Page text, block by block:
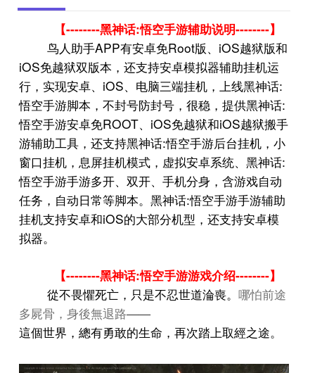
【--------黑神话:悟空手游辅助说明--------】
鸟人助手APP有安卓免Root版、 iOS越狱版和
iOS免越狱双版本，还支持安卓模拟器辅助挂机运
行，实现安卓、 iOS、电脑三端挂机，上线黑神话:
悟空手游脚本，不封号防封号，很稳，提供黑神话:
悟空手游安卓免ROOT、 iOS免越狱和iOS越狱搬手
游辅助工具，还支持黑神话:悟空手游后台挂机，小
窗口挂机，息屏挂机模式，虚拟安卓系统、黑神话:
悟空手游手游多开、双开、手机分身，含游戏自动
任务，自动日常等脚本。黑神话:悟空手游手游辅助
挂机支持安卓和iOS的大部分机型，还支持安卓模
拟器。
【--------黑神话:悟空手游游戏介绍--------】
從不畏懼死亡，只是不忍世道淪喪。哪怕前途
多屍骨，身後無退路——
這個世界，總有勇敢的生命，再次踏上取經之途。